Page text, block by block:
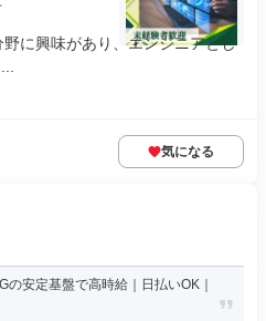
に興味があり、エンジニアとし
気になる
の安定基盤で高時給｜日払いOK｜